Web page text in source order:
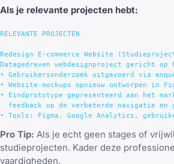
Als je relevante projecten hebt:
RELEVANTE PROJECTEN
Redesign E-commerce Website
Datagedreven webdesignproject gericht
• Gebruikersonderzoek uitgevoerd via
• Website-mockups opnieuw ontworpen in
• Eindprototype gepresenteerd aan het
feedback op de verbeterde navigatie en
Pro Tip: Als je echt geen stages of
studieprojecten. Kader deze
vaardigheden.